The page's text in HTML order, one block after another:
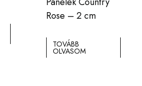
Rose – 2 cm
TOVÁBB
OLVASOM